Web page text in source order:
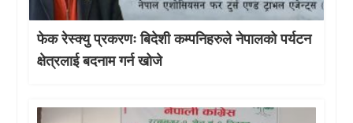
फेक रेस्क्यु प्रकरणः बिदेशी कम्पनिहरुले नेपालको पर्यटन
क्षेत्रलाई बदनाम गर्न खोजे